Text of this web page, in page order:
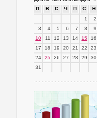
П В С Ч П С
Н
1
2
3
4 5 6 7 8
9
10
11 12 13 14 15
16
17
18 19 20 21 22
23
24
25 26 27 28 29
30
31